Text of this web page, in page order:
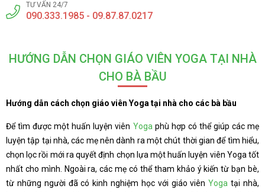
TƯ VẤN 24/7
090.333.1985 - 09.87.87.0217
HƯỚNG DẪN CHỌN GIÁO VIÊN YOGA TẠI NHÀ
CHO BÀ BẦU
Hướng dẫn cách chọn giáo viên Yoga tại nhà cho các bà bầu
Để tìm được một huấn luyện viên Yoga phù hợp có thể giúp các mẹ
luyện tập tại nhà, các mẹ nên dành ra một chút thời gian để tìm hiểu,
chọn lọc rồi mới ra quyết định chọn lựa một huấn luyện viên Yoga tốt
nhất cho mình. Ngoài ra, các mẹ có thể tham khảo ý kiến từ bạn bè,
từ những người đã có kinh nghiệm học với giáo viênYoga tại nhà,